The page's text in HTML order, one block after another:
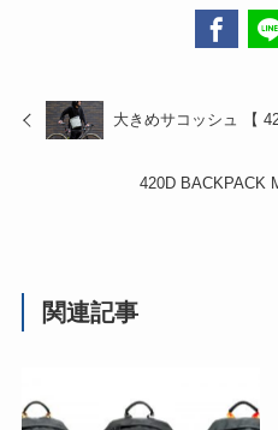
大きめサコッシュ 【
420D BACKPACK
関連記事